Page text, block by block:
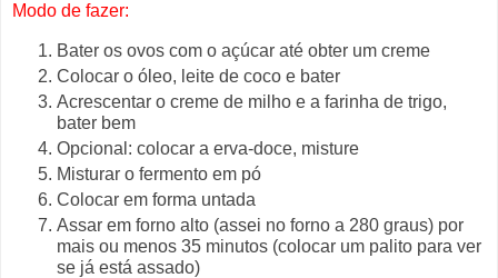
Modo de fazer:
Bater os ovos com o açúcar até obter um creme
Colocar o óleo, leite de coco e bater
Acrescentar o creme de milho e a farinha de trigo,
bater bem
Opcional: colocar a erva-doce, misture
Misturar o fermento em pó
Colocar em forma untada
Assar em forno alto (assei no forno a 280 graus) por
mais ou menos 35 minutos (colocar um palito para ver
se já está assado)